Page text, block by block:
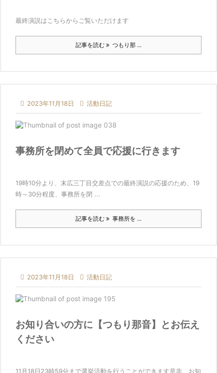
最終演説はこちらからご覧いただけます
記事を読む つもり那 ...
 2023年11月18日  活動日記
事務所を閉めて全員で応援に行きます
19時10分より、末広三丁目交差点での最終演説の応援のため、19
時～30分程度、事務所を閉 ...
記事を読む 事務所を ...
 2023年11月18日  活動日記
お知り合いの方に【つもり那音】とお伝え
ください
11月18日23時59分まで選挙活動を行うことができます是非、お知